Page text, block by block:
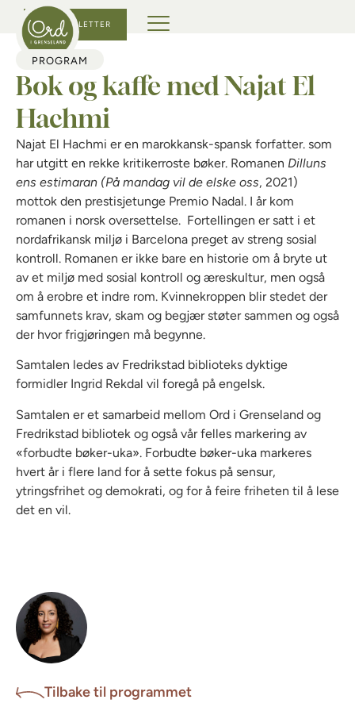
KJØP BILLETTER
PROGRAM
Bok og kaffe med Najat El
Hachmi
Najat El Hachmi er en marokkansk-spansk forfatter. som
har utgitt en rekke kritikerroste bøker. Romanen Dilluns
ens estimaran (På mandag vil de elske oss, 2021)
mottok den prestisjetunge Premio Nadal. I år kom
romanen i norsk oversettelse. Fortellingen er satt i et
nordafrikansk miljø i Barcelona preget av streng sosial
kontroll. Romanen er ikke bare en historie om å bryte ut
av et miljø med sosial kontroll og æreskultur, men også
om å erobre et indre rom. Kvinnekroppen blir stedet der
samfunnets krav, skam og begjær støter sammen og også
der hvor frigjøringen må begynne.
Samtalen ledes av Fredrikstad biblioteks dyktige
formidler Ingrid Rekdal vil foregå på engelsk.
Samtalen er et samarbeid mellom Ord i Grenseland og
Fredrikstad bibliotek og også vår felles markering av
«forbudte bøker-uka». Forbudte bøker-uka markeres
hvert år i flere land for å sette fokus på sensur,
ytringsfrihet og demokrati, og for å feire friheten til å lese
det en vil.
Tilbake til programmet